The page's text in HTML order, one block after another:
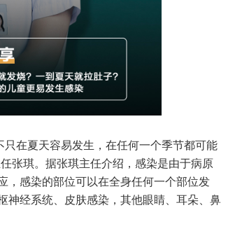
只在夏天容易发生，在任何一个季节都可能
张琪。据张琪主任介绍，感染是由于病原
，感染的部位可以在全身任何一个部位发
神经系统、皮肤感染，其他眼睛、耳朵、鼻